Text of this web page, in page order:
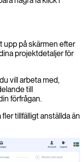
upp på skärmen efter
projektdetaljer för
vill arbeta med,
till
förfrågan.
tillfälligt anställda än